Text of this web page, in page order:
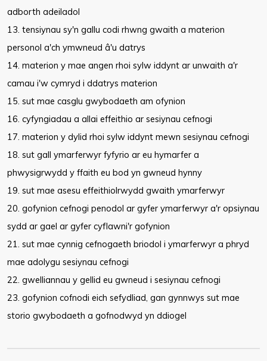
adborth adeiladol
13. tensiynau sy'n gallu codi rhwng gwaith a materion
personol a'ch ymwneud â'u datrys
14. materion y mae angen rhoi sylw iddynt ar unwaith a'r
camau i'w cymryd i ddatrys materion
15. sut mae casglu gwybodaeth am ofynion
16. cyfyngiadau a allai effeithio ar sesiynau cefnogi
17. materion y dylid rhoi sylw iddynt mewn sesiynau cefnogi
18. sut gall ymarferwyr fyfyrio ar eu hymarfer a
phwysigrwydd y ffaith eu bod yn gwneud hynny
19. sut mae asesu effeithiolrwydd gwaith ymarferwyr
20. gofynion cefnogi penodol ar gyfer ymarferwyr a'r opsiynau
sydd ar gael ar gyfer cyflawni'r gofynion
21. sut mae cynnig cefnogaeth briodol i ymarferwyr a phryd
mae adolygu sesiynau cefnogi
22. gwelliannau y gellid eu gwneud i sesiynau cefnogi
23. gofynion cofnodi eich sefydliad, gan gynnwys sut mae
storio gwybodaeth a gofnodwyd yn ddiogel